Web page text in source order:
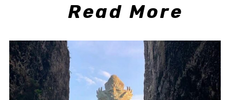
Read More